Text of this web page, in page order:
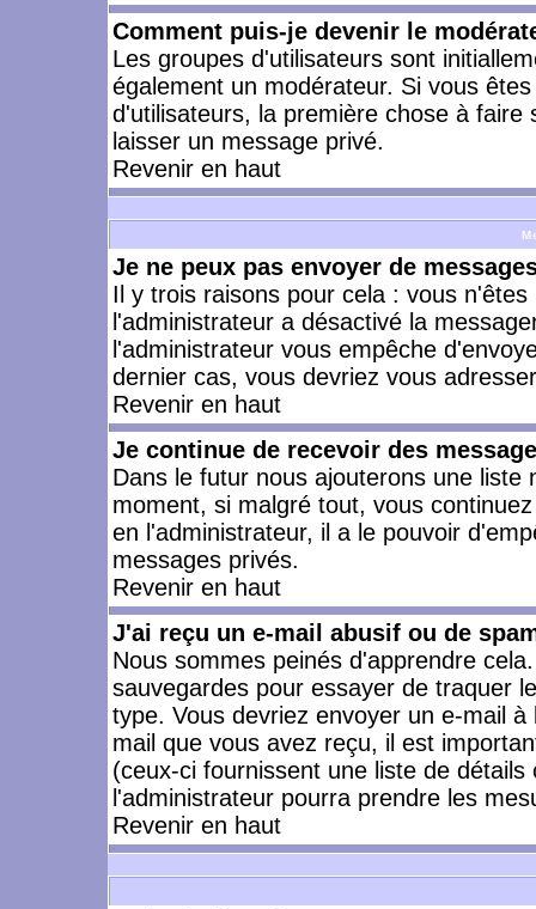
Comment puis-je devenir le
Les groupes d'utilisateurs sont
également un modérateur. Si vous
d'utilisateurs, la première chose à
laisser un message privé.
Revenir en haut
Je ne peux pas envoyer de
Il y trois raisons pour cela : vous
l'administrateur a désactivé la
l'administrateur vous empêche
dernier cas, vous devriez vous
Revenir en haut
Je continue de recevoir des
Dans le futur nous ajouterons une
moment, si malgré tout, vous
en l'administrateur, il a le pouvoir
messages privés.
Revenir en haut
J'ai reçu un e-mail abusif ou de
Nous sommes peinés d'apprendre
sauvegardes pour essayer de traquer
type. Vous devriez envoyer un e-mail
mail que vous avez reçu, il est
(ceux-ci fournissent une liste de
l'administrateur pourra prendre les
Revenir en haut